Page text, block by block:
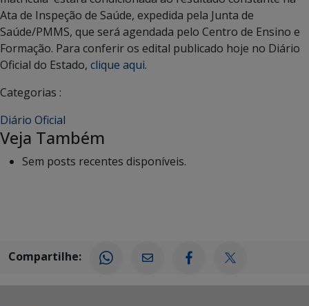
Ata de Inspeção de Saúde, expedida pela Junta de
Saúde/PMMS, que será agendada pelo Centro de Ensino e
Formação. Para conferir os edital publicado hoje no Diário
Oficial do Estado, clique aqui.
Categorias :
Diário Oficial
Veja Também
Sem posts recentes disponíveis.
Compartilhe: